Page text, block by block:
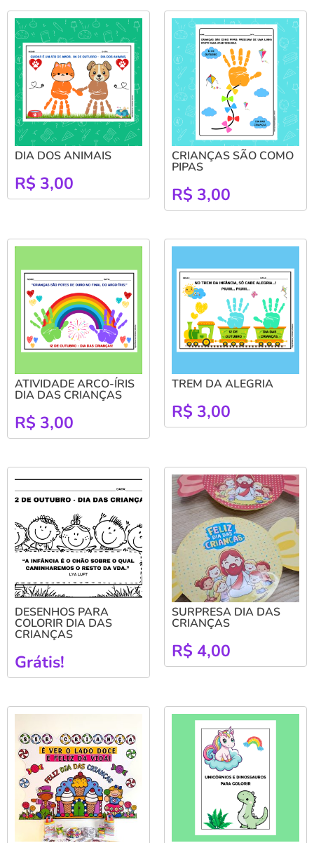
DIA DOS ANIMAIS
R$ 3,00
CRIANÇAS SÃO COMO
PIPAS
R$ 3,00
ATIVIDADE ARCO-ÍRIS
DIA DAS CRIANÇAS
R$ 3,00
TREM DA ALEGRIA
R$ 3,00
DESENHOS PARA
COLORIR DIA DAS
CRIANÇAS
Grátis!
SURPRESA DIA DAS
CRIANÇAS
R$ 4,00